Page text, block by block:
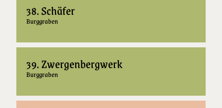
38. Schäfer
Burggraben
39. Zwergenbergwerk
Burggraben